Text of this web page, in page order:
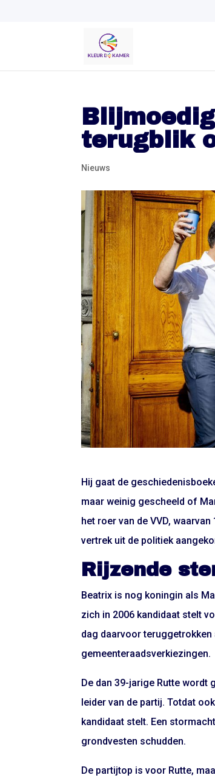
terugblik
Nieuws
Hij gaat de
maar weinig gescheeld of
het roer van de VVD,
vertrek uit de politiek
Rijzende
Beatrix is nog koningin als
zich in 2006 kandidaat stelt
dag daarvoor
gemeenteraadsverkiezingen.
De dan 39-jarige Rutte wordt
leider van de partij. Totdat
kandidaat stelt. Een
grondvesten schudden.
De partijtop is voor Rutte,